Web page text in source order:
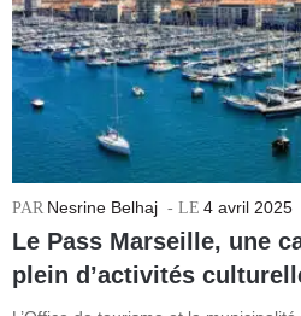
Nesrine Belhaj 4 avril 2025
Le Pass Marseille, une
plein d’activités